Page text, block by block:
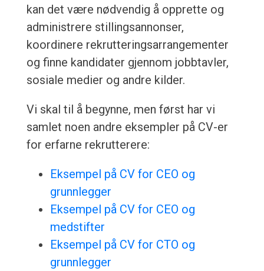
kan det være nødvendig å opprette og
administrere stillingsannonser,
koordinere rekrutteringsarrangementer
og finne kandidater gjennom jobbtavler,
sosiale medier og andre kilder.
Vi skal til å begynne, men først har vi
samlet noen andre eksempler på CV-er
for erfarne rekrutterere:
Eksempel på CV for CEO og
grunnlegger
Eksempel på CV for CEO og
medstifter
Eksempel på CV for CTO og
grunnlegger